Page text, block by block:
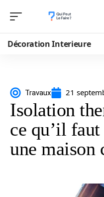
Décoration Interieure
Travaux 21
Isolation
ce qu’il
une maison